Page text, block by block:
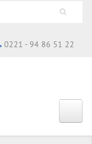
0221 - 94 86 51 22